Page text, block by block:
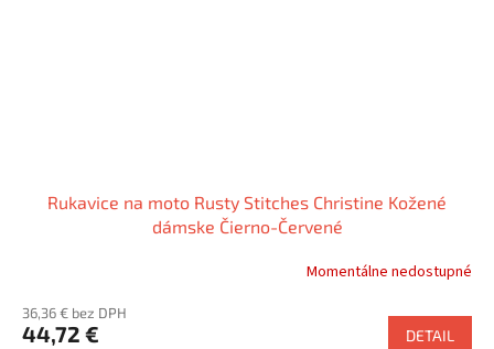
Rukavice na moto Rusty Stitches Christine Kožené
dámske Čierno-Červené
Momentálne nedostupné
36,36 € bez DPH
44,72 € DETAIL